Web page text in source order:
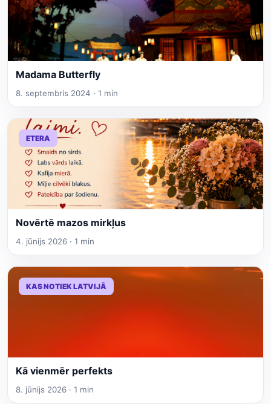
Madama Butterfly
8. septembris 2024 · 1 min
ETERA
Novērtē mazos mirkļus
4. jūnijs 2026 · 1 min
KAS NOTIEK LATVIJĀ
Kā vienmēr perfekts
8. jūnijs 2026 · 1 min